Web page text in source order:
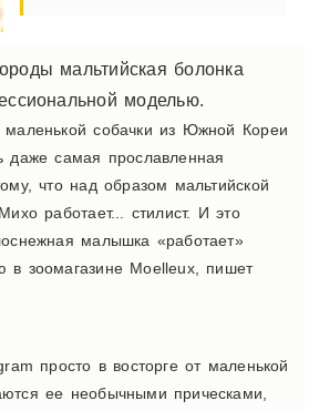
мальтийская болонка
моделью.
собачки из Южной Кореи
даже самая прославленная
что над образом мальтийской
работает... стилист. И это
малышка «работает»
в зоомагазине Moelleux, пишет
просто в восторге от маленькой
ее необычными прическами,